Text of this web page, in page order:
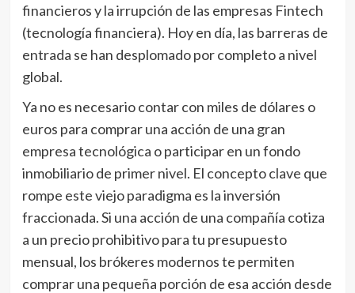
financieros y la irrupción de las empresas Fintech
(tecnología financiera). Hoy en día, las barreras de
entrada se han desplomado por completo a nivel
global.
Ya no es necesario contar con miles de dólares o
euros para comprar una acción de una gran
empresa tecnológica o participar en un fondo
inmobiliario de primer nivel. El concepto clave que
rompe este viejo paradigma es la inversión
fraccionada. Si una acción de una compañía cotiza
a un precio prohibitivo para tu presupuesto
mensual, los brókeres modernos te permiten
comprar una pequeña porción de esa acción desde